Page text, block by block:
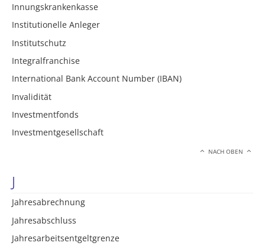
Innungskrankenkasse
Institutionelle Anleger
Institutschutz
Integralfranchise
International Bank Account Number (IBAN)
Invalidität
Investmentfonds
Investmentgesellschaft
NACH OBEN
J
Jahresabrechnung
Jahresabschluss
Jahresarbeitsentgeltgrenze